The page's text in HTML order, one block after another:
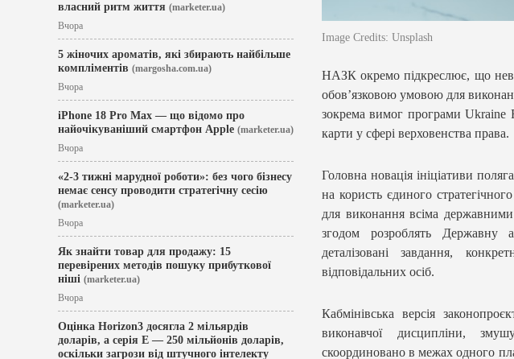
власний ритм життя (marketer.ua)
Вчора
5 жіночих ароматів, які збирають найбільше
компліментів (margosha.com.ua)
Вчора
iPhone 18 Pro Max — що відомо про
найочікуваніший смартфон Apple (marketer.ua)
Вчора
«2-3 тижні марудної роботи»: без чого бізнесу
немає сенсу проводити стратегічну сесію
(marketer.ua)
Вчора
Як знайти товар для продажу: 15
перевірених методів пошуку прибуткової
ніші (marketer.ua)
Вчора
Оцінка Horizon3 досягла 2 мільярдів
доларів, а серія E — 250 мільйонів доларів,
оскільки загрози від штучного інтелекту
Image Credits: Unsplash
НАЗК окремо підкреслює, що
обов’язковою умовою для
зокрема вимог програми Ukraine
карти у сфері верховенства права.
Головна новація ініціативи
на користь єдиного
для виконання всіма державними
згодом розроблять Державну
деталізовані завдання,
відповідальних осіб.
Кабмінівська версія
виконавчої дисципліни,
скоординовано в межах одного